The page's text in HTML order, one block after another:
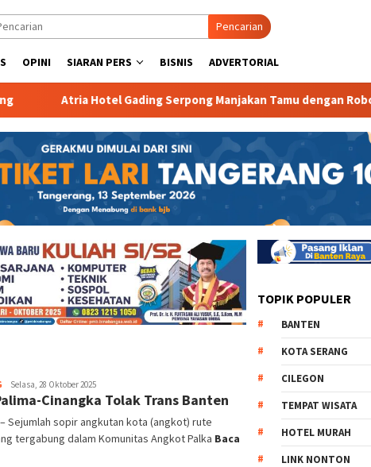
Pencarian
OPINI SIARAN PERS BISNIS ADVERTORIAL
Atria Hotel Gading Serpong Manjakan Tamu dengan Robot Waiter
Redaksi
Banten
Selasa, 28 Oktober 2025
Cinangka Tolak Trans Banten
– Sejumlah sopir angkutan kota (angkot) rute
tergabung dalam Komunitas Angkot Palka Baca
TOPIK POPULER
BANTEN
KOTA SERANG
CILEGON
TEMPAT WISATA
HOTEL MURAH
LINK NONTON